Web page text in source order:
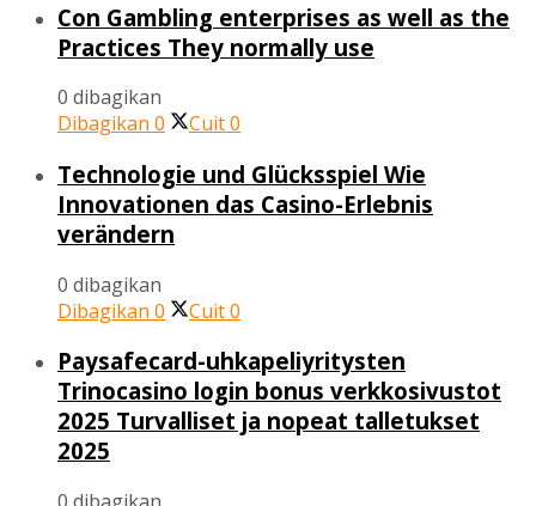
Con Gambling enterprises as well as the
Practices They normally use
0 dibagikan
Dibagikan 0 Cuit0
Technologie und Glücksspiel Wie
Innovationen das Casino-Erlebnis
verändern
0 dibagikan
Dibagikan 0 Cuit0
Paysafecard-uhkapeliyritysten
Trinocasino login bonus verkkosivustot
2025 Turvalliset ja nopeat talletukset
2025